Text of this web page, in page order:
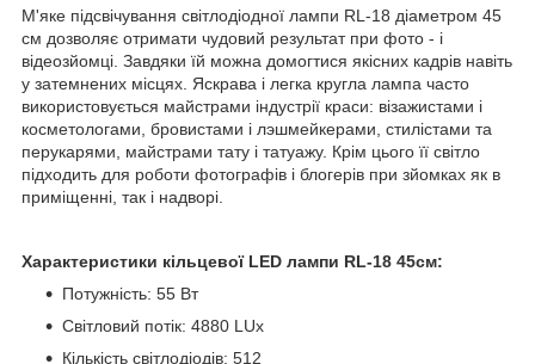
М'яке підсвічування світлодіодної лампи RL-18 діаметром 45
см дозволяє отримати чудовий результат при фото - і
відеозйомці. Завдяки їй можна домогтися якісних кадрів навіть
у затемнених місцях. Яскрава і легка кругла лампа часто
використовується майстрами індустрії краси: візажистами і
косметологами, бровистами і лэшмейкерами, стилістами та
перукарями, майстрами тату і татуажу. Крім цього її світло
підходить для роботи фотографів і блогерів при зйомках як в
приміщенні, так і надворі.
Характеристики кільцевої LED лампи RL-18 45см:
Потужність: 55 Вт
Світловий потік: 4880 LUx
Кількість світлодіодів: 512